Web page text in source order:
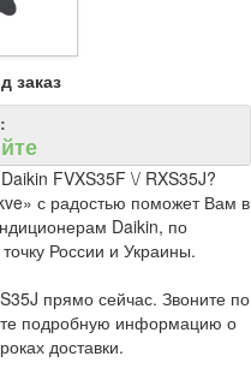
заказ
FVXS35F \/ RXS35J?
с радостью поможет Вам в
Daikin, по
России и Украины.
прямо сейчас. Звоните по
подробную информацию о
доставки.